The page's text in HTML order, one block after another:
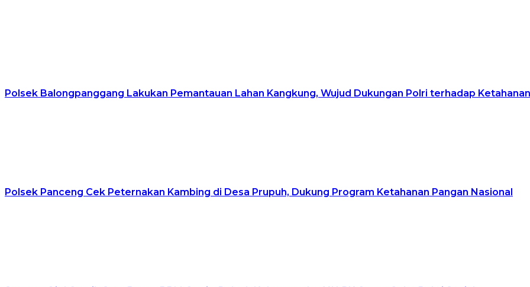
Polsek Balongpanggang Lakukan Pemantauan Lahan Kangkung, Wujud Dukungan Polri terhadap
Polsek Panceng Cek Peternakan Kambing di Desa Prupuh, Dukung Program Ketahanan Pangan Nasional